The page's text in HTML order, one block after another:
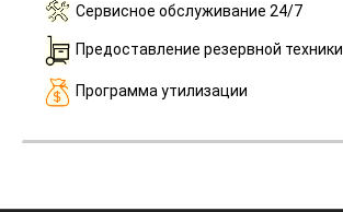
Сервисное обслуживание 24/7
Предоставление резервной техники
Программа утилизации